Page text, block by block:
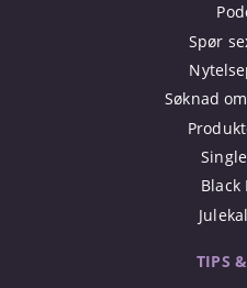
Spør
Søknad
Black
TIPS